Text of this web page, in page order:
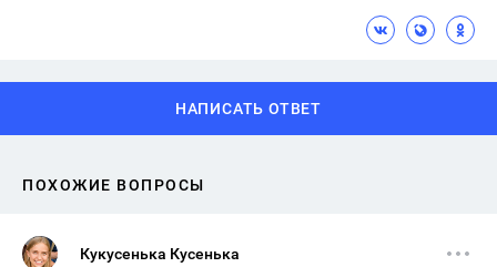
НАПИСАТЬ ОТВЕТ
ПОХОЖИЕ ВОПРОСЫ
Кукусенька Кусенька